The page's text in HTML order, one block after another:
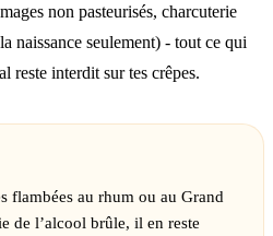
non pasteurisés, charcuterie
naissance seulement) - tout ce qui
reste interdit sur tes crêpes.
flambées au rhum ou au Grand
de l’alcool brûle, il en reste